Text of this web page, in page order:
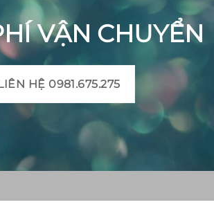
VẬN CHUYỂN
HỆ 0981.675.275
THÔNG TIN SẢN PHẨM
Mô tả sản phẩm gạch